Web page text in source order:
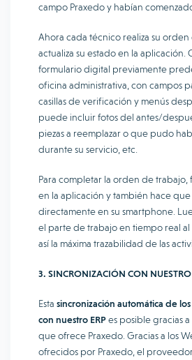
campo Praxedo y habían
Ahora cada técnico realiza su
actualiza su estado en la aplicación.
formulario digital previamente
oficina administrativa, con campos
casillas de verificación y menús
puede incluir fotos del antes/
piezas a reemplazar o que pudo
durante su servicio, etc.
Para completar la orden de trabajo,
en la aplicación y también hace
directamente en su smartphone.
el parte de trabajo en tiempo real al
así la máxima trazabilidad de las
3. SINCRONIZACIÓN CON NUESTRO
Esta sincronización automática de
con nuestro ERPes posible gracias
que ofrece Praxedo. Gracias a los
ofrecidos por Praxedo, el